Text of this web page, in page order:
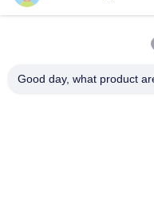
Langganan buletin kami
Good day, what product